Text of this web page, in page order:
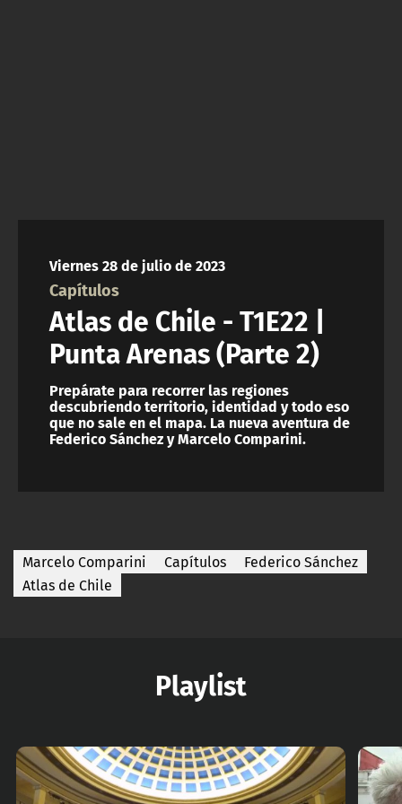
Viernes 28 de julio de 2023
Capítulos
Atlas de Chile - T1E22 |
Punta Arenas (Parte 2)
Prepárate para recorrer las regiones
descubriendo territorio, identidad y todo eso
que no sale en el mapa. La nueva aventura de
Federico Sánchez y Marcelo Comparini.
Marcelo Comparini Capítulos
Federico Sánchez
Atlas de Chile
Playlist